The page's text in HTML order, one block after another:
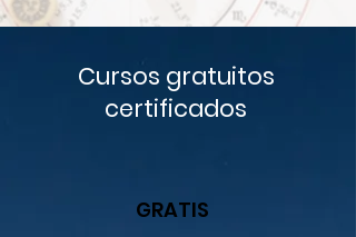
Cursos gratuitos
certificados
GRATIS